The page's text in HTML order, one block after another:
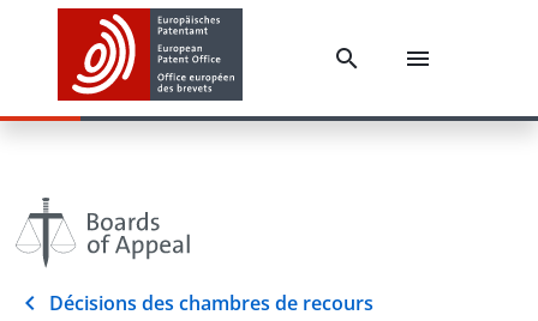
Décisions des chambres de recours